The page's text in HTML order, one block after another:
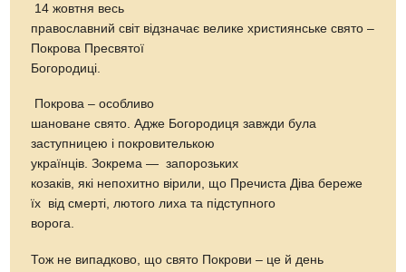
14 жовтня весь
православний світ відзначає велике християнське свято –
Покрова Пресвятої
Богородиці.
Покрова – особливо
шановане свято. Адже Богородиця завжди була
заступницею і покровителькою
українців. Зокрема — запорозьких
козаків, які непохитно вірили, що Пречиста Діва береже
їх від смерті, лютого лиха та підступного
ворога.
Тож не випадково, що свято Покрови – це й день